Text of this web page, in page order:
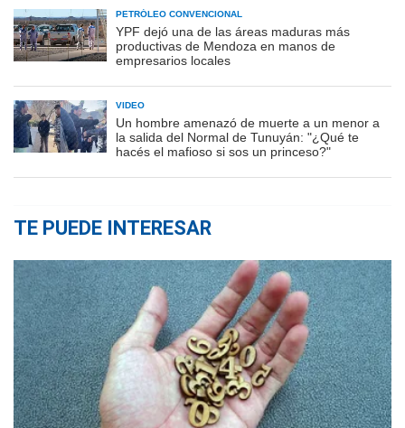
PETRÓLEO CONVENCIONAL
YPF dejó una de las áreas maduras más
productivas de Mendoza en manos de
empresarios locales
VIDEO
Un hombre amenazó de muerte a un menor a
la salida del Normal de Tunuyán: "¿Qué te
hacés el mafioso si sos un princeso?"
TE PUEDE INTERESAR